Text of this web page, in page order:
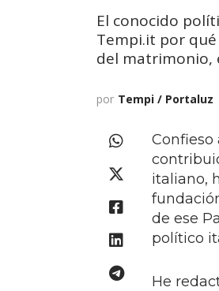
El conocido
Tempi.it por
del matrimonio,
por Tempi / Portaluz
Confieso
italiano,
de ese
político
He